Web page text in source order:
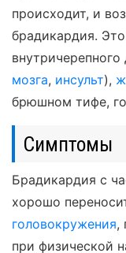
происходит, и
брадикардия.
внутричерепного
мозга, инсульт),
брюшном тифе,
Симптомы
Брадикардия с
хорошо
головокружения,
при физической